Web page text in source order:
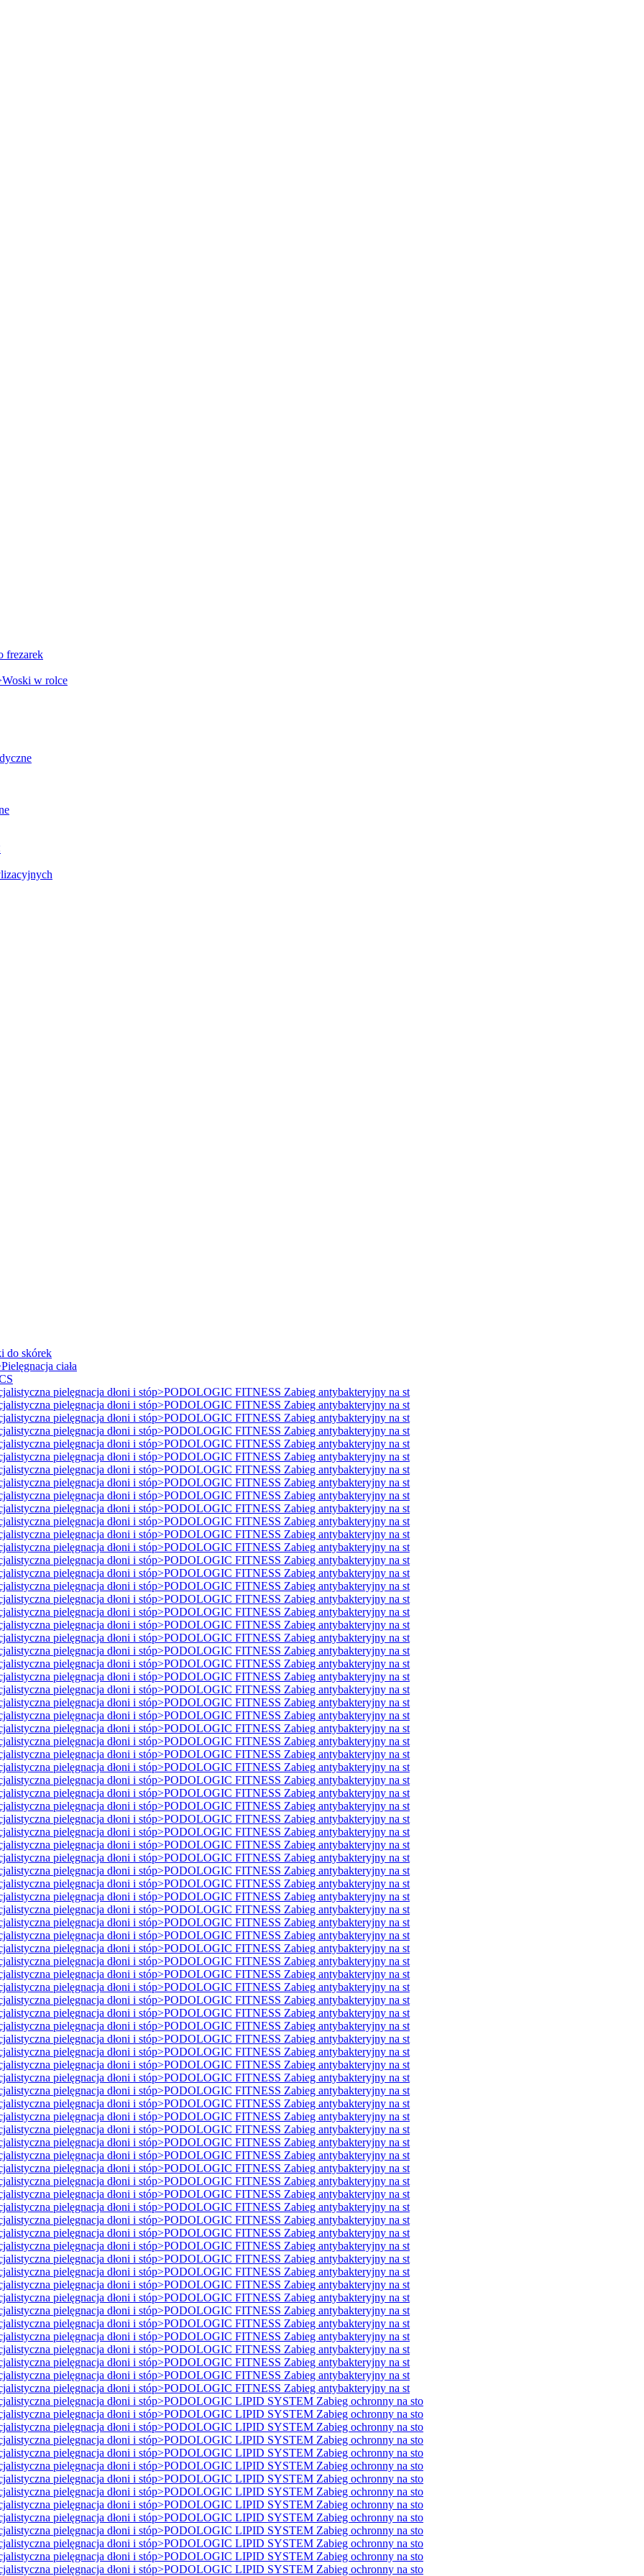
frezarek
w rolce
do skórek
ciała
pielęgnacja dłoni i stóp>PODOLOGIC FITNESS Zabieg antybakteryjny na st
pielęgnacja dłoni i stóp>PODOLOGIC FITNESS Zabieg antybakteryjny na st
pielęgnacja dłoni i stóp>PODOLOGIC FITNESS Zabieg antybakteryjny na st
pielęgnacja dłoni i stóp>PODOLOGIC FITNESS Zabieg antybakteryjny na st
pielęgnacja dłoni i stóp>PODOLOGIC FITNESS Zabieg antybakteryjny na st
pielęgnacja dłoni i stóp>PODOLOGIC FITNESS Zabieg antybakteryjny na st
pielęgnacja dłoni i stóp>PODOLOGIC FITNESS Zabieg antybakteryjny na st
pielęgnacja dłoni i stóp>PODOLOGIC FITNESS Zabieg antybakteryjny na st
pielęgnacja dłoni i stóp>PODOLOGIC FITNESS Zabieg antybakteryjny na st
pielęgnacja dłoni i stóp>PODOLOGIC FITNESS Zabieg antybakteryjny na st
pielęgnacja dłoni i stóp>PODOLOGIC FITNESS Zabieg antybakteryjny na st
pielęgnacja dłoni i stóp>PODOLOGIC FITNESS Zabieg antybakteryjny na st
pielęgnacja dłoni i stóp>PODOLOGIC FITNESS Zabieg antybakteryjny na st
pielęgnacja dłoni i stóp>PODOLOGIC FITNESS Zabieg antybakteryjny na st
pielęgnacja dłoni i stóp>PODOLOGIC FITNESS Zabieg antybakteryjny na st
pielęgnacja dłoni i stóp>PODOLOGIC FITNESS Zabieg antybakteryjny na st
pielęgnacja dłoni i stóp>PODOLOGIC FITNESS Zabieg antybakteryjny na st
pielęgnacja dłoni i stóp>PODOLOGIC FITNESS Zabieg antybakteryjny na st
pielęgnacja dłoni i stóp>PODOLOGIC FITNESS Zabieg antybakteryjny na st
pielęgnacja dłoni i stóp>PODOLOGIC FITNESS Zabieg antybakteryjny na st
pielęgnacja dłoni i stóp>PODOLOGIC FITNESS Zabieg antybakteryjny na st
pielęgnacja dłoni i stóp>PODOLOGIC FITNESS Zabieg antybakteryjny na st
pielęgnacja dłoni i stóp>PODOLOGIC FITNESS Zabieg antybakteryjny na st
pielęgnacja dłoni i stóp>PODOLOGIC FITNESS Zabieg antybakteryjny na st
pielęgnacja dłoni i stóp>PODOLOGIC FITNESS Zabieg antybakteryjny na st
pielęgnacja dłoni i stóp>PODOLOGIC FITNESS Zabieg antybakteryjny na st
pielęgnacja dłoni i stóp>PODOLOGIC FITNESS Zabieg antybakteryjny na st
pielęgnacja dłoni i stóp>PODOLOGIC FITNESS Zabieg antybakteryjny na st
pielęgnacja dłoni i stóp>PODOLOGIC FITNESS Zabieg antybakteryjny na st
pielęgnacja dłoni i stóp>PODOLOGIC FITNESS Zabieg antybakteryjny na st
pielęgnacja dłoni i stóp>PODOLOGIC FITNESS Zabieg antybakteryjny na st
pielęgnacja dłoni i stóp>PODOLOGIC FITNESS Zabieg antybakteryjny na st
pielęgnacja dłoni i stóp>PODOLOGIC FITNESS Zabieg antybakteryjny na st
pielęgnacja dłoni i stóp>PODOLOGIC FITNESS Zabieg antybakteryjny na st
pielęgnacja dłoni i stóp>PODOLOGIC FITNESS Zabieg antybakteryjny na st
pielęgnacja dłoni i stóp>PODOLOGIC FITNESS Zabieg antybakteryjny na st
pielęgnacja dłoni i stóp>PODOLOGIC FITNESS Zabieg antybakteryjny na st
pielęgnacja dłoni i stóp>PODOLOGIC FITNESS Zabieg antybakteryjny na st
pielęgnacja dłoni i stóp>PODOLOGIC FITNESS Zabieg antybakteryjny na st
pielęgnacja dłoni i stóp>PODOLOGIC FITNESS Zabieg antybakteryjny na st
pielęgnacja dłoni i stóp>PODOLOGIC FITNESS Zabieg antybakteryjny na st
pielęgnacja dłoni i stóp>PODOLOGIC FITNESS Zabieg antybakteryjny na st
pielęgnacja dłoni i stóp>PODOLOGIC FITNESS Zabieg antybakteryjny na st
pielęgnacja dłoni i stóp>PODOLOGIC FITNESS Zabieg antybakteryjny na st
pielęgnacja dłoni i stóp>PODOLOGIC FITNESS Zabieg antybakteryjny na st
pielęgnacja dłoni i stóp>PODOLOGIC FITNESS Zabieg antybakteryjny na st
pielęgnacja dłoni i stóp>PODOLOGIC FITNESS Zabieg antybakteryjny na st
pielęgnacja dłoni i stóp>PODOLOGIC FITNESS Zabieg antybakteryjny na st
pielęgnacja dłoni i stóp>PODOLOGIC FITNESS Zabieg antybakteryjny na st
pielęgnacja dłoni i stóp>PODOLOGIC FITNESS Zabieg antybakteryjny na st
pielęgnacja dłoni i stóp>PODOLOGIC FITNESS Zabieg antybakteryjny na st
pielęgnacja dłoni i stóp>PODOLOGIC FITNESS Zabieg antybakteryjny na st
pielęgnacja dłoni i stóp>PODOLOGIC FITNESS Zabieg antybakteryjny na st
pielęgnacja dłoni i stóp>PODOLOGIC FITNESS Zabieg antybakteryjny na st
pielęgnacja dłoni i stóp>PODOLOGIC FITNESS Zabieg antybakteryjny na st
pielęgnacja dłoni i stóp>PODOLOGIC FITNESS Zabieg antybakteryjny na st
pielęgnacja dłoni i stóp>PODOLOGIC FITNESS Zabieg antybakteryjny na st
pielęgnacja dłoni i stóp>PODOLOGIC FITNESS Zabieg antybakteryjny na st
pielęgnacja dłoni i stóp>PODOLOGIC FITNESS Zabieg antybakteryjny na st
pielęgnacja dłoni i stóp>PODOLOGIC FITNESS Zabieg antybakteryjny na st
pielęgnacja dłoni i stóp>PODOLOGIC FITNESS Zabieg antybakteryjny na st
pielęgnacja dłoni i stóp>PODOLOGIC FITNESS Zabieg antybakteryjny na st
pielęgnacja dłoni i stóp>PODOLOGIC FITNESS Zabieg antybakteryjny na st
pielęgnacja dłoni i stóp>PODOLOGIC FITNESS Zabieg antybakteryjny na st
pielęgnacja dłoni i stóp>PODOLOGIC FITNESS Zabieg antybakteryjny na st
pielęgnacja dłoni i stóp>PODOLOGIC FITNESS Zabieg antybakteryjny na st
pielęgnacja dłoni i stóp>PODOLOGIC FITNESS Zabieg antybakteryjny na st
pielęgnacja dłoni i stóp>PODOLOGIC FITNESS Zabieg antybakteryjny na st
pielęgnacja dłoni i stóp>PODOLOGIC FITNESS Zabieg antybakteryjny na st
pielęgnacja dłoni i stóp>PODOLOGIC FITNESS Zabieg antybakteryjny na st
pielęgnacja dłoni i stóp>PODOLOGIC FITNESS Zabieg antybakteryjny na st
pielęgnacja dłoni i stóp>PODOLOGIC FITNESS Zabieg antybakteryjny na st
pielęgnacja dłoni i stóp>PODOLOGIC FITNESS Zabieg antybakteryjny na st
pielęgnacja dłoni i stóp>PODOLOGIC FITNESS Zabieg antybakteryjny na st
pielęgnacja dłoni i stóp>PODOLOGIC FITNESS Zabieg antybakteryjny na st
pielęgnacja dłoni i stóp>PODOLOGIC FITNESS Zabieg antybakteryjny na st
pielęgnacja dłoni i stóp>PODOLOGIC FITNESS Zabieg antybakteryjny na st
pielęgnacja dłoni i stóp>PODOLOGIC FITNESS Zabieg antybakteryjny na st
pielęgnacja dłoni i stóp>PODOLOGIC LIPID SYSTEM Zabieg ochronny na sto
pielęgnacja dłoni i stóp>PODOLOGIC LIPID SYSTEM Zabieg ochronny na sto
pielęgnacja dłoni i stóp>PODOLOGIC LIPID SYSTEM Zabieg ochronny na sto
pielęgnacja dłoni i stóp>PODOLOGIC LIPID SYSTEM Zabieg ochronny na sto
pielęgnacja dłoni i stóp>PODOLOGIC LIPID SYSTEM Zabieg ochronny na sto
pielęgnacja dłoni i stóp>PODOLOGIC LIPID SYSTEM Zabieg ochronny na sto
pielęgnacja dłoni i stóp>PODOLOGIC LIPID SYSTEM Zabieg ochronny na sto
pielęgnacja dłoni i stóp>PODOLOGIC LIPID SYSTEM Zabieg ochronny na sto
pielęgnacja dłoni i stóp>PODOLOGIC LIPID SYSTEM Zabieg ochronny na sto
pielęgnacja dłoni i stóp>PODOLOGIC LIPID SYSTEM Zabieg ochronny na sto
pielęgnacja dłoni i stóp>PODOLOGIC LIPID SYSTEM Zabieg ochronny na sto
pielęgnacja dłoni i stóp>PODOLOGIC LIPID SYSTEM Zabieg ochronny na sto
pielęgnacja dłoni i stóp>PODOLOGIC LIPID SYSTEM Zabieg ochronny na sto
pielęgnacja dłoni i stóp>PODOLOGIC LIPID SYSTEM Zabieg ochronny na sto